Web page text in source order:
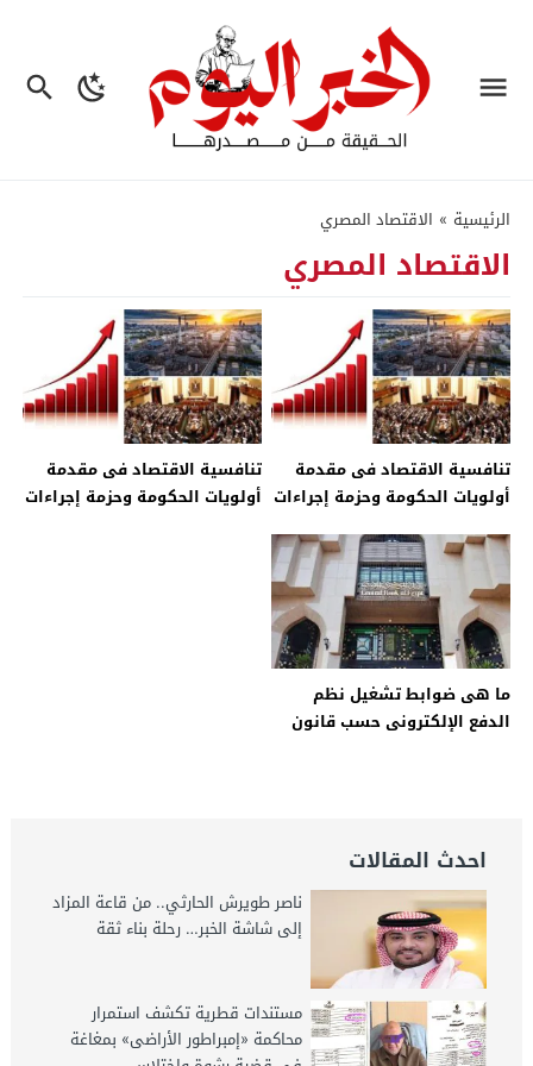
الرئيسية » الاقتصاد المصري
الاقتصاد المصري
تنافسية الاقتصاد فى مقدمة
أولويات الحكومة وحزمة إجراءات
الخبر اليوم
تنافسية الاقتصاد فى مقدمة
أولويات الحكومة وحزمة إجراءات
ما هى ضوابط تشغيل نظم
الدفع الإلكترونى حسب قانون
احدث المقالات
ناصر طويرش الحارثي.. من قاعة المزاد
إلى شاشة الخبر… رحلة بناء ثقة
مستندات قطرية تكشف استمرار
محاكمة «إمبراطور الأراضى» بمغاغة